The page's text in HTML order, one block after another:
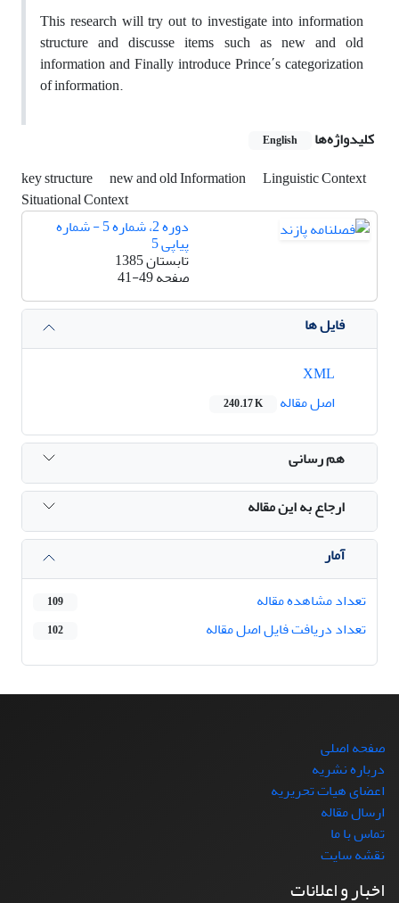
This research will try out to investigate into information
structure and discusse items such as new and old
information and Finally introduce Prince΄s categorization
of information.
کلیدواژه‌ها
English
key structure new and old Information
Linguistic Context
Situational Context
دوره 2، شماره 5 - شماره
پیاپی 5
تابستان 1385
صفحه41-49
فایل ها
اصل مقاله
240.17 K
هم رسانی
ارجاع به این مقاله
آمار
تعداد مشاهده مقاله
109
تعداد دریافت فایل اصل مقاله 102
صفحه اصلی
درباره نشریه
اعضای هیات تحریریه
ارسال مقاله
تماس با ما
نقشه سایت
اخبار و اعلانات